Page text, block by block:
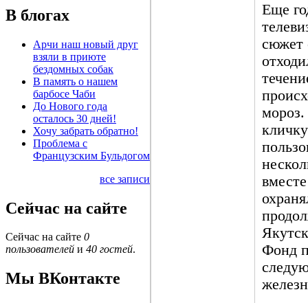
В блогах
Арчи наш новый друг
взяли в приюте
бездомных собак
В память о нашем
барбосе Чаби
До Нового года
осталось 30 дней!
Хочу забрать обратно!
Проблема с
Французским Бульдогом
все записи
Сейчас на сайте
Сейчас на сайте 0
пользователей и 40 гостей.
Мы ВКонтакте
Еще
сюжет
Фонд